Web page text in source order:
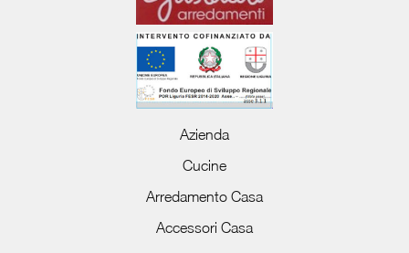
Azienda
Cucine
Arredamento Casa
Accessori Casa